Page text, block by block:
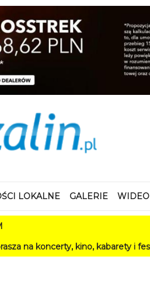
LOKALNE GALERIE WIDEO
kino, kabarety i festiwale